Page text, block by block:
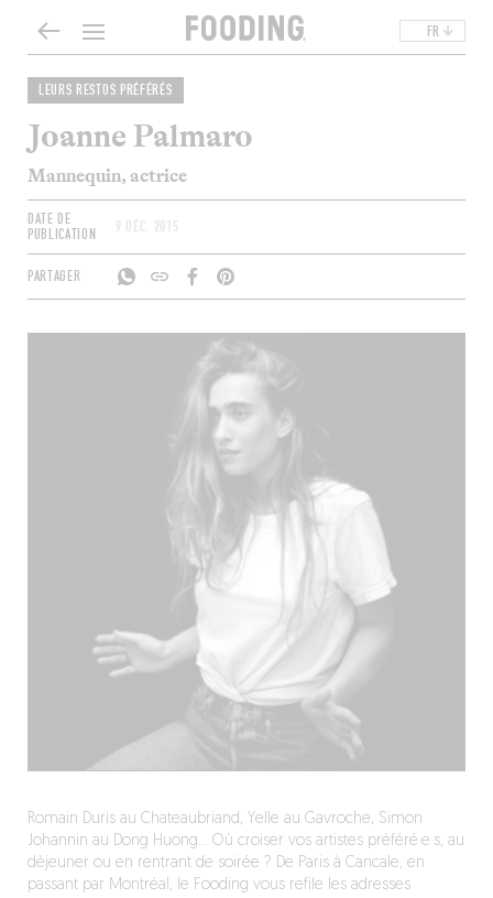
FR
LEURS RESTOS PRÉFÉRÉS
Joanne Palmaro
Mannequin, actrice
DATE DE
PUBLICATION
9 DÉC. 2015
PARTAGER
Romain Duris au Chateaubriand, Yelle au Gavroche, Simon
Johannin au Dong Huong… Où croiser vos artistes préféré·e·s, au
déjeuner ou en rentrant de soirée ? De Paris à Cancale, en
passant par Montréal, le Fooding vous refile les adresses